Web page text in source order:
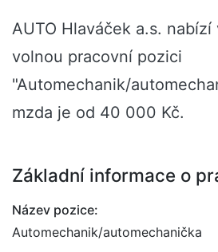
AUTO Hlaváček a.s. nabízí
volnou pracovní pozici
"Automechanik/
mzda je od 40 000 Kč.
Základní informace o
Název pozice:
Automechanik/automechanička